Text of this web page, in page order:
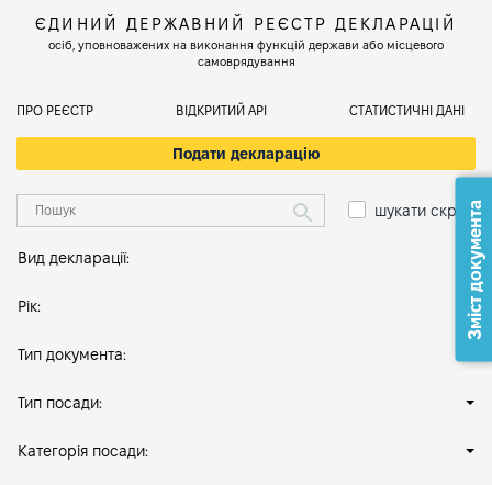
ЄДИНИЙ ДЕРЖАВНИЙ РЕЄСТР ДЕКЛАРАЦІЙ
осіб, уповноважених на виконання функцій держави або місцевого
самоврядування
ПРО РЕЄСТР ВІДКРИТИЙ АРІ СТАТИСТИЧНІ ДАНІ
Подати декларацію
шукати скрізь
Вид декларації:
Рік:
Тип документа:
Тип посади:
Категорія посади:
Зміст документа